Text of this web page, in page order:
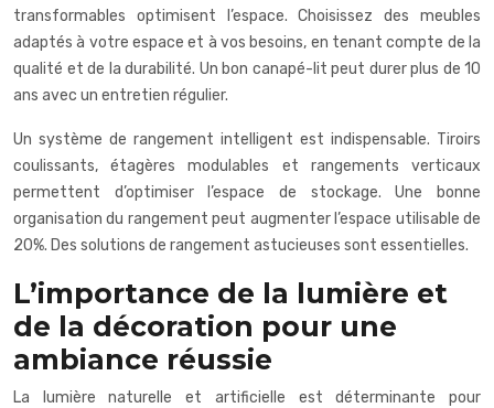
transformables optimisent l’espace. Choisissez des meubles
adaptés à votre espace et à vos besoins, en tenant compte de la
qualité et de la durabilité. Un bon canapé-lit peut durer plus de 10
ans avec un entretien régulier.
Un système de rangement intelligent est indispensable. Tiroirs
coulissants, étagères modulables et rangements verticaux
permettent d’optimiser l’espace de stockage. Une bonne
organisation du rangement peut augmenter l’espace utilisable de
20%. Des solutions de rangement astucieuses sont essentielles.
L’importance de la lumière et
de la décoration pour une
ambiance réussie
La lumière naturelle et artificielle est déterminante pour